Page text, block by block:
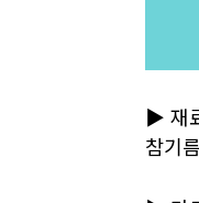
▶ 재
참기